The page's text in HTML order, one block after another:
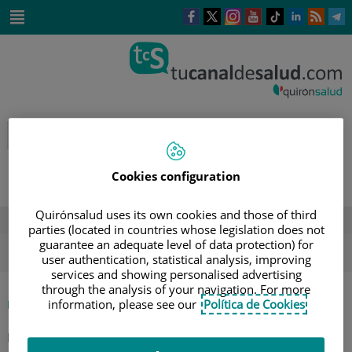
Este
enlace
se
ventana
nueva.
Este
enlace
se
una
ventana
nueva.
Este
enlace
se
una
ventana
nueva.
Este
enlace
se
una
ventana
nueva.
Enlace
una
Enlace
una
DESTACADOS
ola de calor verano sol
INICIO |AGENDA
HOSPITAL QUIRÓNSALUD BIZKAIA
Cookies configuration
Quirónsalud uses its own cookies and those of third
parties (located in countries whose legislation does not
guarantee an adequate level of data protection) for
user authentication, statistical analysis, improving
services and showing personalised advertising
through the analysis of your navigation. For more
information, please see our Política de Cookies